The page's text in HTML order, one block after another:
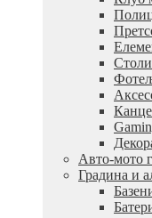
Авто-мото
Градина и